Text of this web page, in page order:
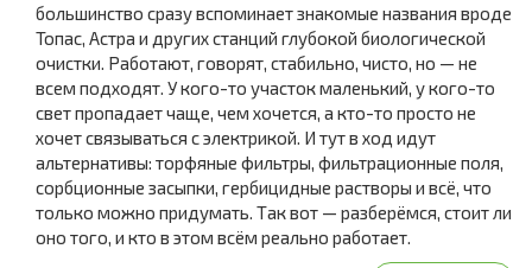
большинство сразу вспоминает знакомые названия вроде
Топас, Астра и других станций глубокой биологической
очистки. Работают, говорят, стабильно, чисто, но — не
всем подходят. У кого-то участок маленький, у кого-то
свет пропадает чаще, чем хочется, а кто-то просто не
хочет связываться с электрикой. И тут в ход идут
альтернативы: торфяные фильтры, фильтрационные поля,
сорбционные засыпки, гербицидные растворы и всё, что
только можно придумать. Так вот — разберёмся, стоит ли
оно того, и кто в этом всём реально работает.